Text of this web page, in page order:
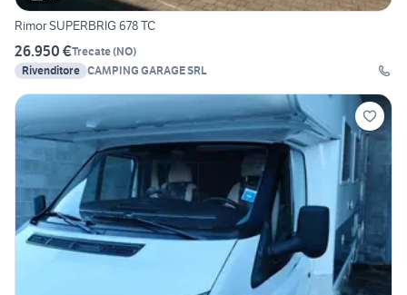
Rimor SUPERBRIG 678 TC
26.950 €Trecate(NO)
Rivenditore CAMPING GARAGE SRL